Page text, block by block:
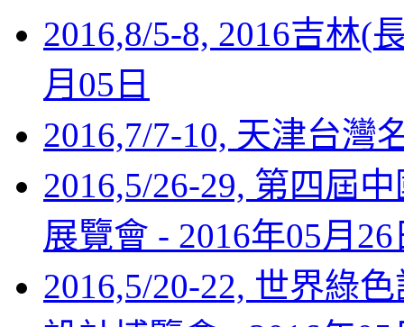
2016,8/5-8, 2016吉林(
月05日
2016,7/7-10, 天津台灣
2016,5/26-29, 第四屆
展覽會 - 2016年05月26
2016,5/20-22, 世界綠